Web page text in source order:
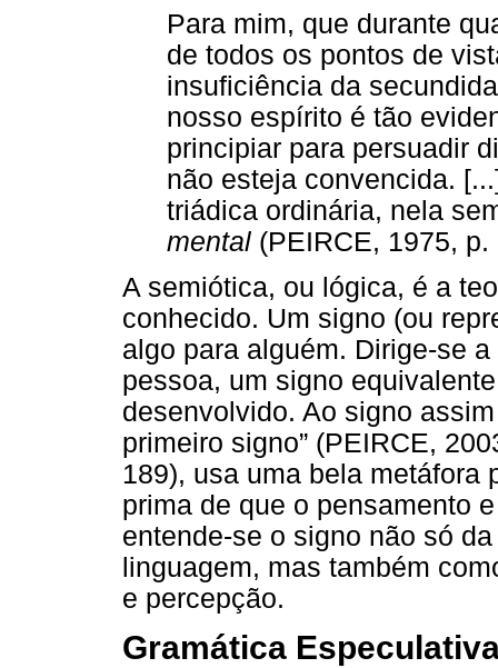
Para mim, que durante
de todos os pontos de
insuficiência da
nosso espírito é tão
principiar para persuadir
não esteja convencida.
triádica ordinária, nela
mental (PEIRCE, 1975, p.
A semiótica, ou lógica, é a
conhecido. Um signo (ou
algo para alguém. Dirige-se
pessoa, um signo
desenvolvido. Ao signo
primeiro signo” (PEIRCE,
189), usa uma bela metáfora
prima de que o pensamento
entende-se o signo não só
linguagem, mas também
e percepção.
Gramática